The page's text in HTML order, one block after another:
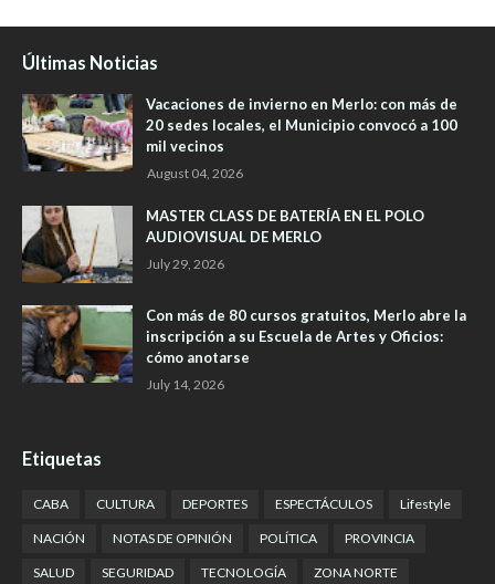
Últimas Noticias
Vacaciones de invierno en Merlo: con más de
20 sedes locales, el Municipio convocó a 100
mil vecinos
August 04, 2026
MASTER CLASS DE BATERÍA EN EL POLO
AUDIOVISUAL DE MERLO
July 29, 2026
Con más de 80 cursos gratuitos, Merlo abre la
inscripción a su Escuela de Artes y Oficios:
cómo anotarse
July 14, 2026
Etiquetas
CABA CULTURA DEPORTES ESPECTÁCULOS Lifestyle
NACIÓN NOTAS DE OPINIÓN POLÍTICA PROVINCIA
SALUD SEGURIDAD TECNOLOGÍA ZONA NORTE